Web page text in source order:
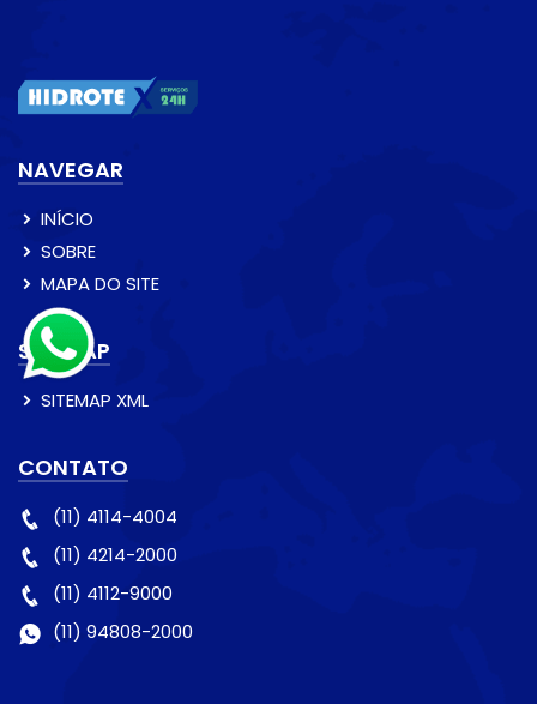
NAVEGAR
INÍCIO
SOBRE
MAPA DO SITE
SITEMAP
SITEMAP XML
CONTATO
(11) 4114-4004
(11) 4214-2000
(11) 4112-9000
(11) 94808-2000